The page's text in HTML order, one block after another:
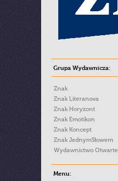
Grupa Wydawnicza:
Znak
Znak Literanova
Znak Horyzont
Znak Emotikon
Znak Koncept
Znak JednymSłowem
Wydawnictwo Otwarte
Menu: